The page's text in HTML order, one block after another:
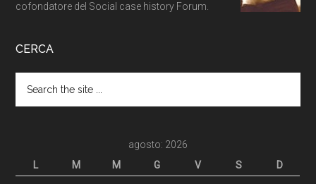
cofondatore del Social case history Forum.
CERCA
agosto: 2026
L
M M G V S D